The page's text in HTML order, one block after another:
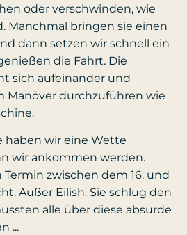
oder verschwinden, wie
Manchmal bringen sie einen
dann setzen wir schnell ein
die Fahrt. Die
sich aufeinander und
Manöver durchzuführen wie
haben wir eine Wette
wir ankommen werden.
zwischen dem 16. und
Außer Eilish. Sie schlug den
alle über diese absurde
...